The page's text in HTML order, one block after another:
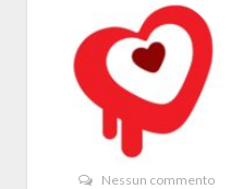
Nessun commento